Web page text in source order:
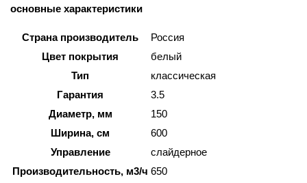
основные характеристики
Страна производитель
Россия
Цвет покрытия
белый
Тип
классическая
Гарантия
3.5
Диаметр, мм
150
Ширина, см
600
Управление
слайдерное
Производительность, м3/ч 650